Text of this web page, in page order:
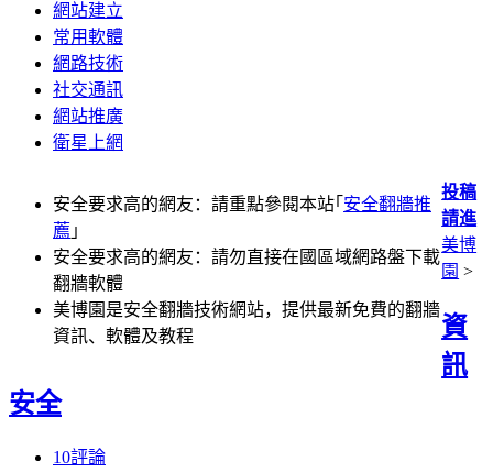
網站建立
常用軟體
網路技術
社交通訊
網站推廣
衛星上網
安全要求高的網友：請重點參閱本站｢ 安全翻牆推
薦 ｣
安全要求高的網友：請勿直接在國區域網路盤下載
翻牆軟體
美博園是安全翻牆技術網站，提供最新免費的翻牆
資訊、軟體及教程
投稿
請進
美博
園 >
資
訊
安全
10評論